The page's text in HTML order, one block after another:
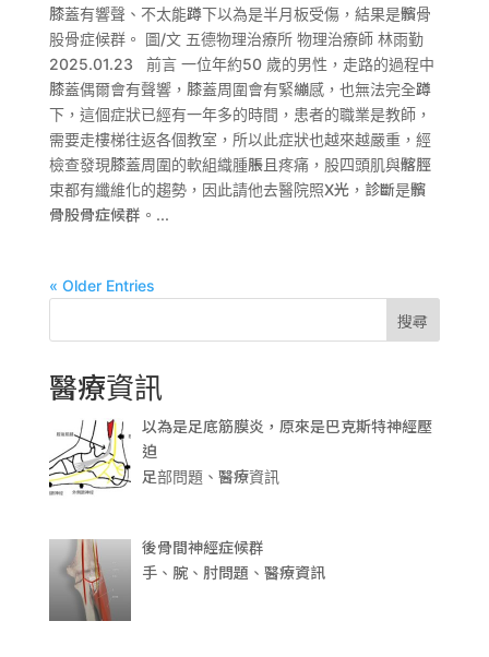
膝蓋有響聲、不太能蹲下以為是半月板受傷，結果是髕骨
股骨症候群。 圖/文 五德物理治療所 物理治療師 林雨勤
2025.01.23 前言 一位年約50 歲的男性，走路的過程中
膝蓋偶爾會有聲響，膝蓋周圍會有緊繃感，也無法完全蹲
下，這個症狀已經有一年多的時間，患者的職業是教師，
需要走樓梯往返各個教室，所以此症狀也越來越嚴重，經
檢查發現膝蓋周圍的軟組織腫脹且疼痛，股四頭肌與髂脛
束都有纖維化的趨勢，因此請他去醫院照X光，診斷是髕
骨股骨症候群。...
« Older Entries
搜尋
醫療資訊
以為是足底筋膜炎，原來是巴克斯特神經壓
迫
足部問題、醫療資訊
後骨間神經症候群
手、腕、肘問題、醫療資訊